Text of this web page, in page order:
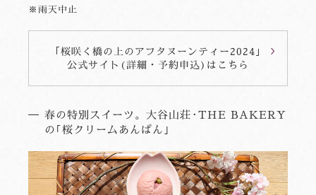
※雨天中止
｢桜咲く橋の上のアフタヌーンティー2024｣
公式サイト(詳細・予約申込)はこちら
春の特別スイーツ。大谷山荘･THE BAKERY
の｢桜クリームあんぱん｣